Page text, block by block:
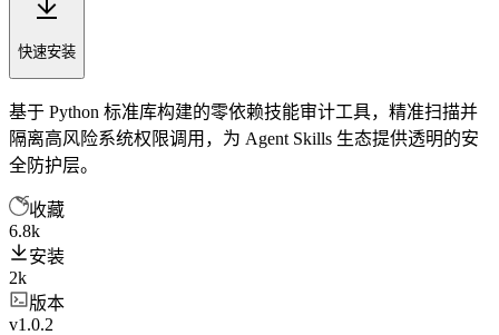
快速安装
基于 Python 标准库构建的零依赖技能审计工具，精准扫描并
隔离高风险系统权限调用，为 Agent Skills 生态提供透明的安
全防护层。
收藏
6.8k
安装
2k
版本
v1.0.2